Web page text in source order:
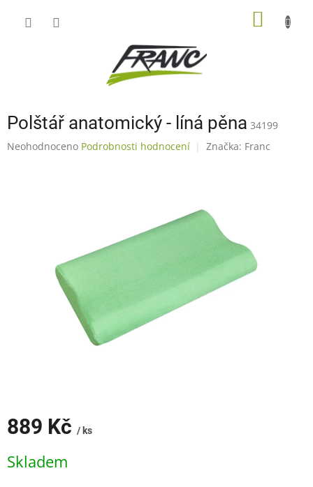
Polštář anatomický - líná pěna 34199
Průměrné
Neohodnoceno Podrobnosti hodnocení Značka: Franc
889 Kč / ks
cena:
Skladem